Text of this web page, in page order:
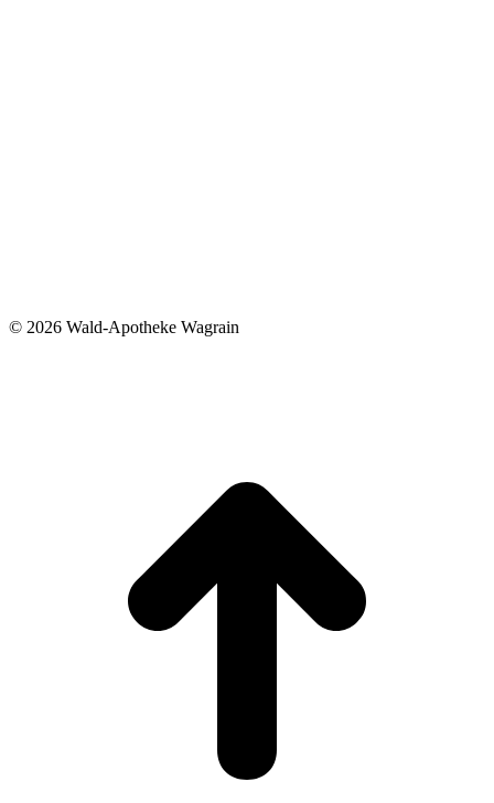
© 2026 Wald-Apotheke Wagrain